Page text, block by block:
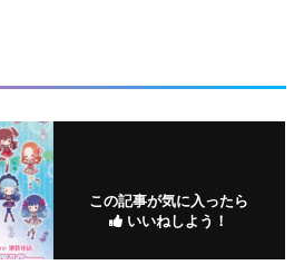
この記事が気に入ったら
いいねしよう！